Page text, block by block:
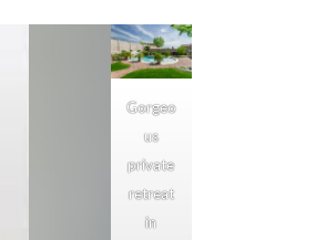
Gorgeo
us
private
retreat
in